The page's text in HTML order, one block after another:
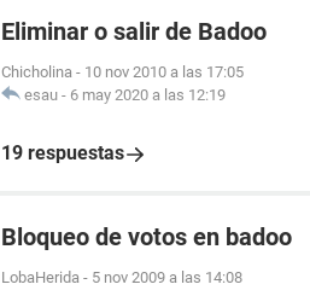
Eliminar o salir de Badoo
Chicholina - 10 nov 2010 a las 17:05
esau - 6 may 2020 a las 12:19
19 respuestas
Bloqueo de votos en badoo
LobaHerida - 5 nov 2009 a las 14:08